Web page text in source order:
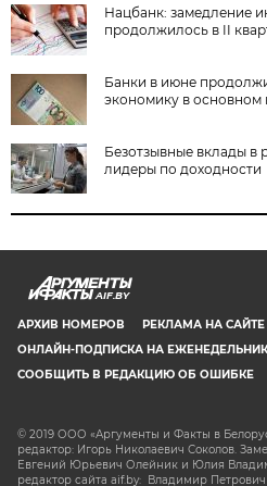
Нацбанк: замедление
продолжилось в II
Банки в июне
экономику в основном
Безотзывные вклады в
лидеры по доходности
AIF.BY
АРХИВ НОМЕРОВ РЕКЛАМА НА САЙТЕ
ОНЛАЙН-ПОДПИСКА НА
СООБЩИТЬ В РЕДАКЦИЮ ОБ ОШИБКЕ
© 2019 ООО «Аргументы и Факты в
редактор: Игорь Николаевич Соколов.
Евгений Юрьевич Олейник и Юлия
редактор сайта aif.by: Владимир